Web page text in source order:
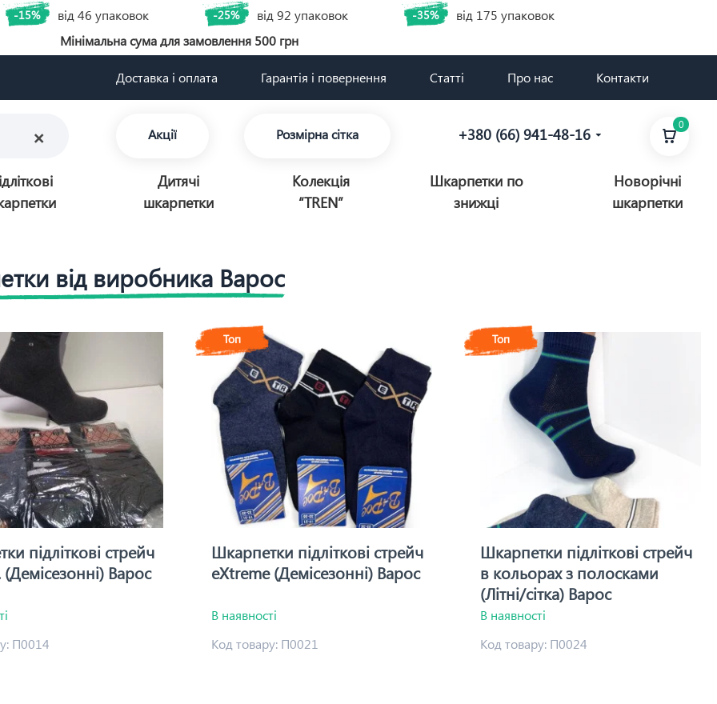
-15% від 46 упаковок -25% від 92 упаковок -35%
від 175 упаковок
Мінімальна сума для замовлення 500 грн
Доставка і оплата Гарантія і повернення Статті Про нас Контакти
× Акції Розмірна сітка +380 (66) 941-48-16
0
Дитячі
шкарпетки
Колекція
“TREN”
Шкарпетки по
знижці
Новорічні
шкарпетки
від виробника Варос
підліткові стрейч
Варос
П0014
Топ
Шкарпетки підліткові стрейч
eXtreme (Демісезонні) Варос
В наявності
Код товару: П0021
Топ
Шкарпетки підліткові стрейч
в кольорах з полосками
(Літні/сітка) Варос
В наявності
Код товару: П0024